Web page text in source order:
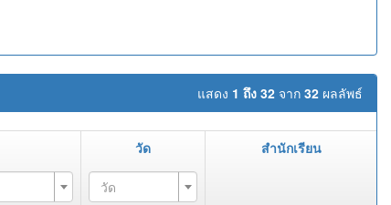
แสดง 1 ถึง 32 จาก 32 ผลลัพธ์
วัด สำนักเรียน
วัด